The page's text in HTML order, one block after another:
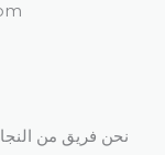
نحن فريق من